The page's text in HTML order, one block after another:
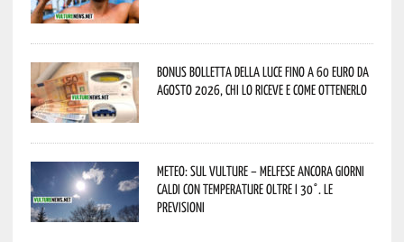
Bonus bolletta della luce fino a 60 euro da
agosto 2026, chi lo riceve e come ottenerlo
Meteo: sul Vulture – melfese ancora giorni
caldi con temperature oltre i 30°. Le
previsioni